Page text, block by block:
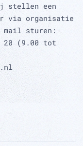
stellen een
via organisatie
mail sturen:
20 (9.00 tot